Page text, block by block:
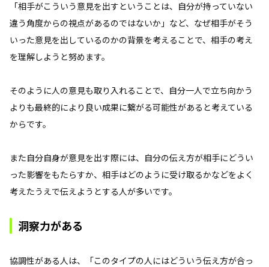
「相手がこういう意見を出すということは、自分が持っていない
違う角度からの視点があるのではないか」など、なぜ相手がそう
いった意見を出しているのかの背景を考えることで、相手の考え
を理解しようと努めます。
そのように人の意見も取り入れることで、自分一人で立ち向かう
よりも最終的により良い成果に繋がる可能性があると考えている
からです。
また自分自身が意見を出す際には、自分の伝え方が相手にどうい
った影響をもたらすか、相手はどのように受け取るかなどをよく
考えたうえで伝えようとする人が多いです。
洞察力がある
協調性がある人は、「このタイプの人にはどういう伝え方が合っ